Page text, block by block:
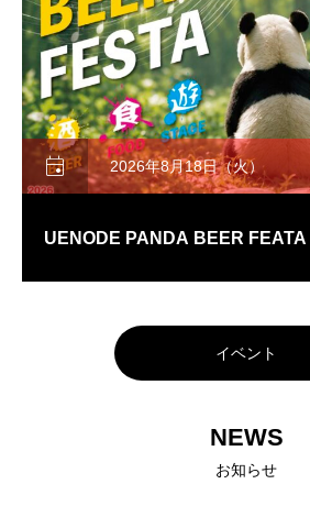
 2026年8月18日（火）
UENODE PANDA BEER FEATA
イベント
NEWS
お知らせ